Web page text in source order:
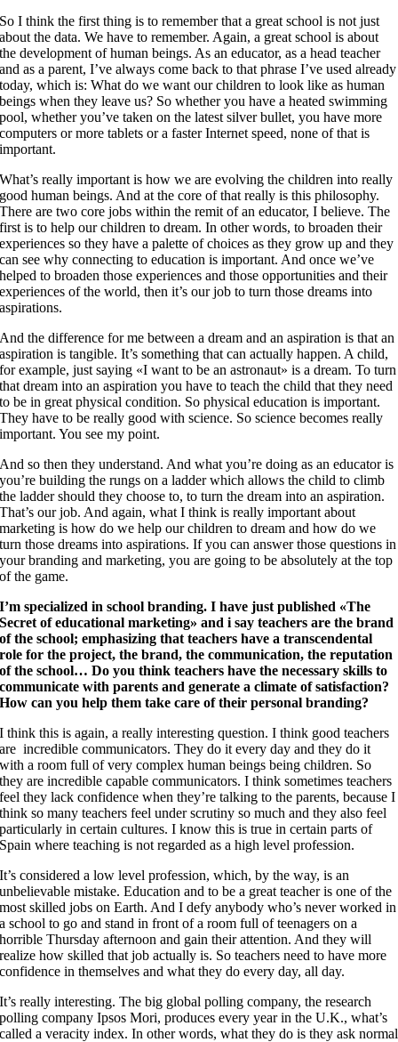
So I think the first thing is to remember that a great school is not just
about the data. We have to remember. Again, a great school is about
the development of human beings. As an educator, as a head teacher
and as a parent, I’ve always come back to that phrase I’ve used already
today, which is: What do we want our children to look like as human
beings when they leave us? So whether you have a heated swimming
pool, whether you’ve taken on the latest silver bullet, you have more
computers or more tablets or a faster Internet speed, none of that is
important.
What’s really important is how we are evolving the children into really
good human beings. And at the core of that really is this philosophy.
There are two core jobs within the remit of an educator, I believe. The
first is to help our children to dream. In other words, to broaden their
experiences so they have a palette of choices as they grow up and they
can see why connecting to education is important. And once we’ve
helped to broaden those experiences and those opportunities and their
experiences of the world, then it’s our job to turn those dreams into
aspirations.
And the difference for me between a dream and an aspiration is that an
aspiration is tangible. It’s something that can actually happen. A child,
for example, just saying «I want to be an astronaut» is a dream. To turn
that dream into an aspiration you have to teach the child that they need
to be in great physical condition. So physical education is important.
They have to be really good with science. So science becomes really
important. You see my point.
And so then they understand. And what you’re doing as an educator is
you’re building the rungs on a ladder which allows the child to climb
the ladder should they choose to, to turn the dream into an aspiration.
That’s our job. And again, what I think is really important about
marketing is how do we help our children to dream and how do we
turn those dreams into aspirations. If you can answer those questions in
your branding and marketing, you are going to be absolutely at the top
of the game.
I’m specialized in school branding. I have just published «The
Secret of educational marketing» and i say teachers are the brand
of the school; emphasizing that teachers have a transcendental
role for the project, the brand, the communication, the reputation
of the school… Do you think teachers have the necessary skills to
communicate with parents and generate a climate of satisfaction?
How can you help them take care of their personal branding?
I think this is again, a really interesting question. I think good teachers
are incredible communicators. They do it every day and they do it
with a room full of very complex human beings being children. So
they are incredible capable communicators. I think sometimes teachers
feel they lack confidence when they’re talking to the parents, because I
think so many teachers feel under scrutiny so much and they also feel
particularly in certain cultures. I know this is true in certain parts of
Spain where teaching is not regarded as a high level profession.
It’s considered a low level profession, which, by the way, is an
unbelievable mistake. Education and to be a great teacher is one of the
most skilled jobs on Earth. And I defy anybody who’s never worked in
a school to go and stand in front of a room full of teenagers on a
horrible Thursday afternoon and gain their attention. And they will
realize how skilled that job actually is. So teachers need to have more
confidence in themselves and what they do every day, all day.
It’s really interesting. The big global polling company, the research
polling company Ipsos Mori, produces every year in the U.K., what’s
called a veracity index. In other words, what they do is they ask normal